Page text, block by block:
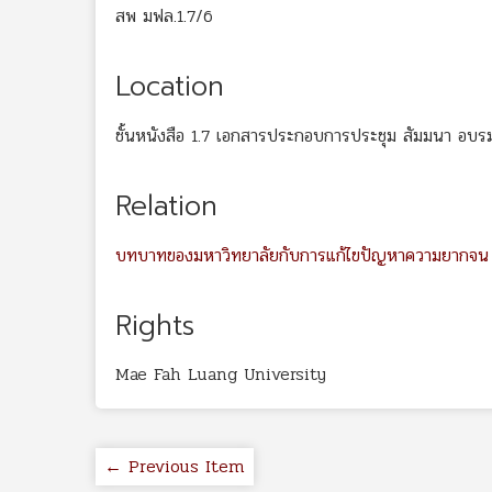
สพ มฟล.1.7/6
Location
ชั้นหนังสือ 1.7 เอกสารประกอบการประชุม สัมมนา อบร
Relation
บทบาทของมหาวิทยาลัยกับการแก้ไขปัญหาความยากจ
Rights
Mae Fah Luang University
← Previous Item